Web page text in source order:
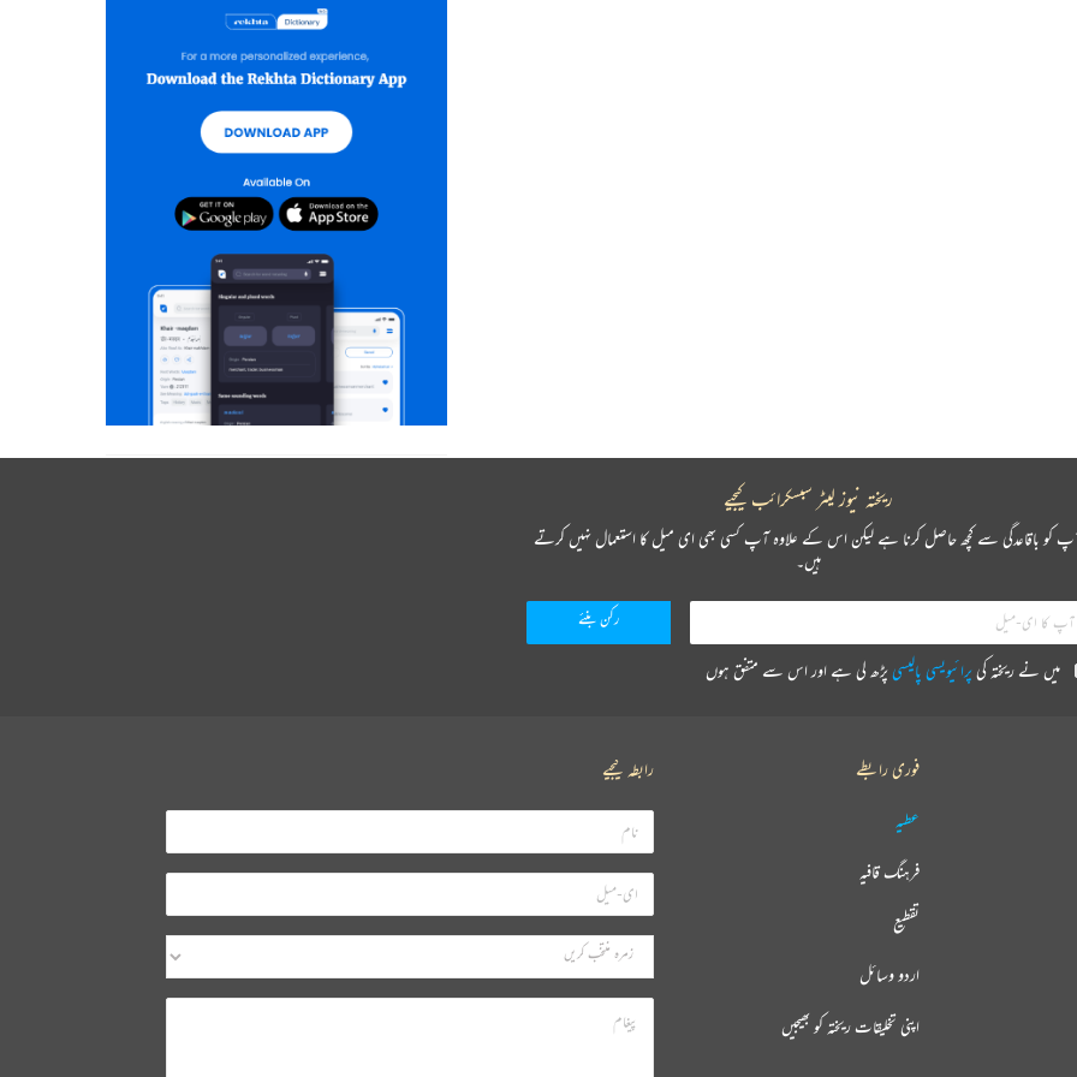
ریختہ نیوز لیٹر سبسکرائب کیجیے
کو باقاعدگی سے کچھ حاصل کرنا ہے لیکن اس کے علاوہ آپ کسی بھی ای میل کا استعمال نہیں کرتے
ہیں۔
میں نے ریختہ کی پرائیویسی پالیسی پڑھ لی ہے اور اس سے متفق ہوں
فوری رابطے
عطیہ
فرہنگ قافیہ
تقطیع
اردو وسائل
اپنی تخلیقات ریختہ کو بھیجیں
رابطہ کیجیے